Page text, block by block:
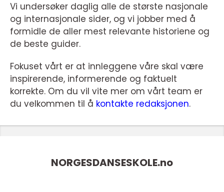
Vi undersøker daglig alle de største nasjonale
og internasjonale sider, og vi jobber med å
formidle de aller mest relevante historiene og
de beste guider.
Fokuset vårt er at innleggene våre skal være
inspirerende, informerende og faktuelt
korrekte. Om du vil vite mer om vårt team er
du velkommen til å kontakte redaksjonen.
NORGESDANSESKOLE.no